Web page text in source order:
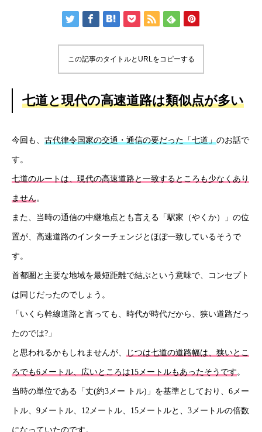
この記事のタイトルとURLをコピーする
七道と現代の高速道路は類似点が多い
今回も、 古代律令国家の交通・通信の要だった「七道」のお話で
す。
七道のルートは、現代の高速道路と一致するところも少なくあり
ません。
また、当時の通信の中継地点とも言える「駅家（やくか）」の位
置が、高速道路のインターチェンジとほぼ一致しているそうで
す。
首都圏と主要な地域を最短距離で結ぶという意味で、コンセプト
は同じだったのでしょう。
「いくら幹線道路と言っても、時代が時代だから、狭い道路だっ
たのでは?」
と思われるかもしれませんが、 じつは七道の道路幅は、狭いとこ
ろでも6メートル、広いところは15メートルもあったそうです。
当時の単位である「丈(約3メー トル)」を基準としており、6メー
トル、9メートル、12メートル、15メートルと、3メートルの倍数
になっていたのです。